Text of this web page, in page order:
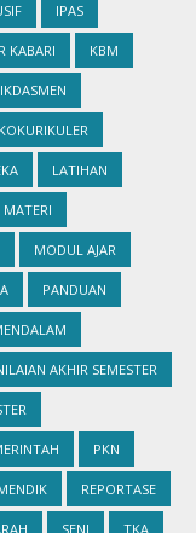
IPAS
KABARI KBM
KOKURIKULER
LATIHAN
MATERI
MODUL AJAR
PANDUAN
AKHIR SEMESTER
PKN
REPORTASE
SENI TKA